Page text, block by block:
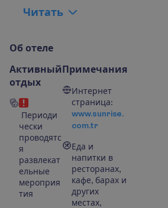
Читать
Об отеле
Активный
отдых
Периоди
чески
проводятс
я
развлекат
ельные
мероприя
тия
Примечания
Интернет
страница:
www.sunrise.
com.tr
Еда и
напитки в
ресторанах,
кафе, барах и
других
местах,